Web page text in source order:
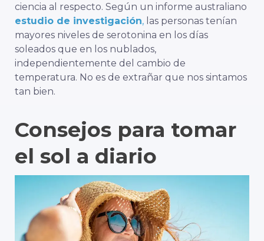
ciencia al respecto. Según un informe australiano
estudio de investigación, las personas tenían
mayores niveles de serotonina en los días
soleados que en los nublados,
independientemente del cambio de
temperatura. No es de extrañar que nos sintamos
tan bien.
Consejos para tomar
el sol a diario